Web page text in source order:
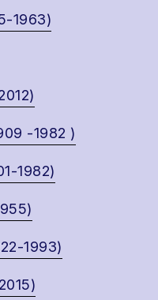
1963)
-1982 )
1982)
1993)